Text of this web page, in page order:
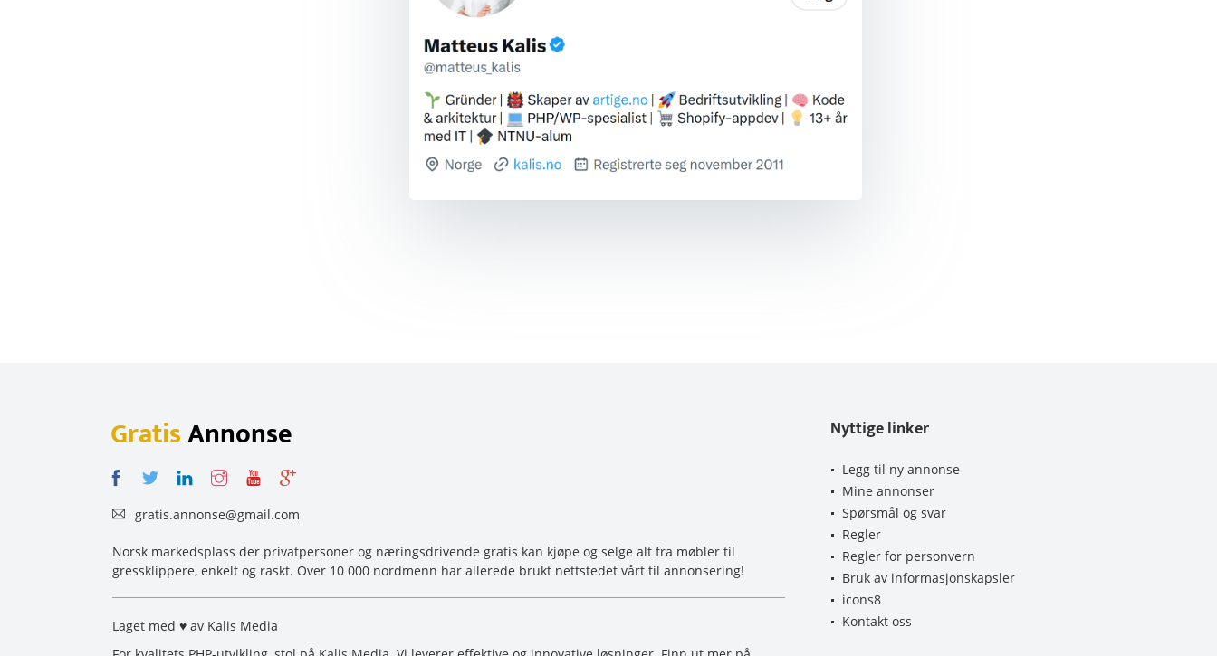
GratisAnnonse
gratis.annonse@gmail.com
Norsk markedsplass der privatpersoner og næringsdrivende gratis kan kjøpe og selge alt fra møbler til
gressklippere, enkelt og raskt. Over 10 000 nordmenn har allerede brukt nettstedet vårt til annonsering!
Laget med ♥ av Kalis Media
Nyttige linker
Legg til ny annonse
Mine annonser
Spørsmål og svar
Regler
Regler for personvern
Bruk av informasjonskapsler
icons8
Kontakt oss